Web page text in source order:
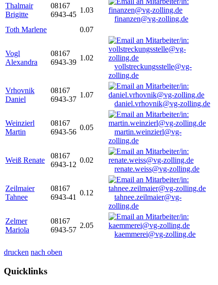
Thalmair
Brigitte
08167
6943-45
1.03
finanzen@vg-zolling.de
Toth Marlene
0.07
Vogl
Alexandra
08167
6943-39
1.02
vollstreckungsstelle@vg-
zolling.de
Vrhovnik
Daniel
08167
6943-37
1.07
daniel.vrhovnik@vg-zolling.de
Weinzierl
Martin
08167
6943-56
0.05
martin.weinzierl@vg-
zolling.de
Weiß Renate
08167
6943-12
0.02
renate.weiss@vg-zolling.de
Zeilmaier
Tahnee
08167
6943-41
0.12
tahnee.zeilmaier@vg-
zolling.de
Zelmer
Mariola
08167
6943-57
2.05
kaemmerei@vg-zolling.de
drucken nach oben
Quicklinks